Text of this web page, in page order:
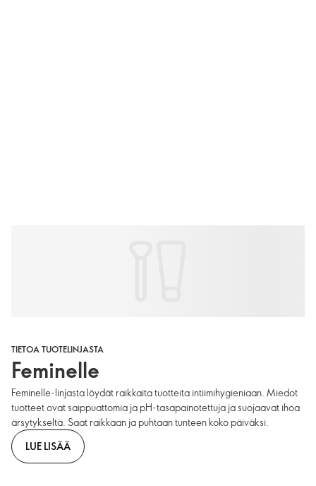
TIETOA TUOTELINJASTA
Feminelle
Feminelle-linjasta löydät raikkaita tuotteita intiimihygieniaan. Miedot
tuotteet ovat saippuattomia ja pH-tasapainotettuja ja suojaavat ihoa
ärsytykseltä. Saat raikkaan ja puhtaan tunteen koko päiväksi.
LUE LISÄÄ